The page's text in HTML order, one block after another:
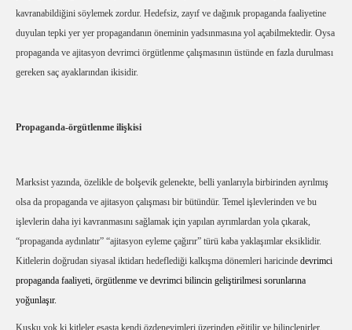
kavranabildiğini söylemek zordur. Hedefsiz, zayıf ve dağınık propaganda faaliyetine
duyulan tepki yer yer propagandanın öneminin yadsınmasına yol açabilmektedir. Oysa
propaganda ve ajitasyon devrimci örgütlenme çalışmasının üstünde en fazla durulması
gereken saç ayaklarından ikisidir.
Propaganda-örgütlenme ilişkisi
Marksist yazında, özelikle de bolşevik gelenekte, belli yanlarıyla birbirinden ayrılmış
olsa da propaganda ve ajitasyon çalışması bir bütündür. Temel işlevlerinden ve bu
işlevlerin daha iyi kavranmasını sağlamak için yapılan ayrımlardan yola çıkarak,
“propaganda aydınlatır” “ajitasyon eyleme çağırır” türü kaba yaklaşımlar eksiklidir.
Kitlelerin doğrudan siyasal iktidarı hedeflediği kalkışma dönemleri haricinde devrimci
propaganda faaliyeti, örgütlenme ve devrimci bilincin geliştirilmesi sorunlarına
yoğunlaşır.
Kuşku yok ki kitleler esasta kendi özdeneyimleri üzerinden eğitilir ve bilinçlenirler.